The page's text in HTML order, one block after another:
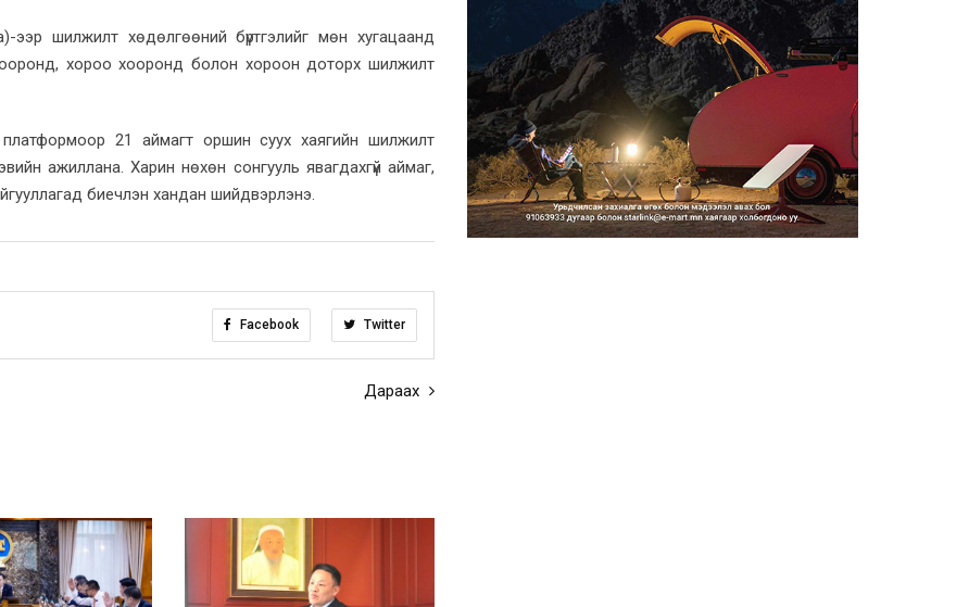
ээр шилжилт хөдөлгөөний бүртгэлийг мөн хугацаанд
хороо хооронд болон хороон доторх шилжилт
платформоор 21 аймагт оршин суух хаягийн шилжилт
ажиллана. Харин нөхөн сонгууль явагдахгүй аймаг,
биечлэн хандан шийдвэрлэнэ.
Facebook Twitter
Дараах
2026/08/06
Прокурорын байгууллага
өнгөрсөн долоо хоногт 29,44...
2026/08/05
Тэгш, сондгойгоор замын
хөдөлгөөнд оролцох зохицуу...
2026/08/05